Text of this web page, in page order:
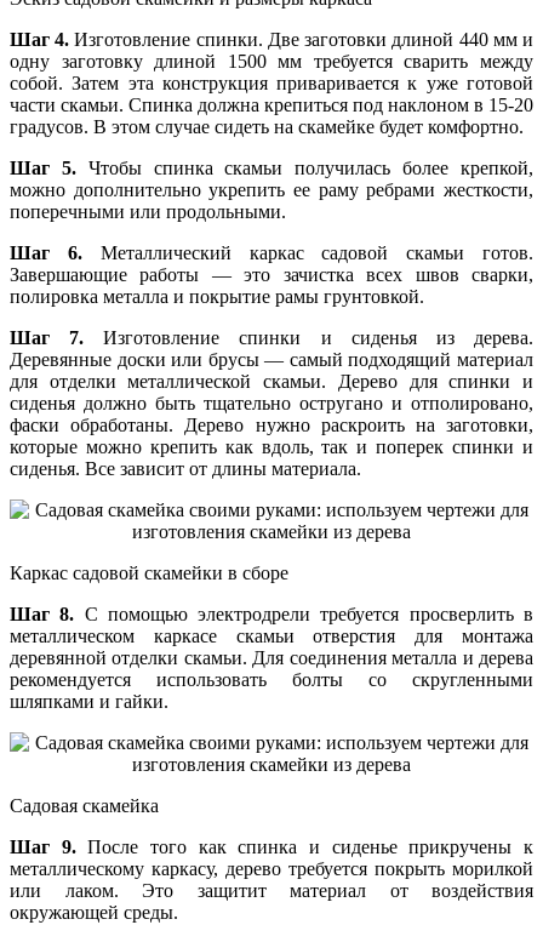
Шаг 4.Изготовление спинки. Две заготовки длиной 440 мм и
одну заготовку длиной 1500 мм требуется сварить между
собой. Затем эта конструкция приваривается к уже готовой
части скамьи. Спинка должна крепиться под наклоном в 15-20
градусов. В этом случае сидеть на скамейке будет комфортно.
Шаг 5. Чтобы спинка скамьи получилась более крепкой,
можно дополнительно укрепить ее раму ребрами жесткости,
поперечными или продольными.
Шаг 6.Металлический каркас садовой скамьи готов.
Завершающие работы — это зачистка всех швов сварки,
полировка металла и покрытие рамы грунтовкой.
Шаг 7. Изготовление спинки и сиденья из дерева.
Деревянные доски или брусы — самый подходящий материал
для отделки металлической скамьи. Дерево для спинки и
сиденья должно быть тщательно остругано и отполировано,
фаски обработаны. Дерево нужно раскроить на заготовки,
которые можно крепить как вдоль, так и поперек спинки и
сиденья. Все зависит от длины материала.
Каркас садовой скамейки в сборе
Шаг 8. С помощью электродрели требуется просверлить в
металлическом каркасе скамьи отверстия для монтажа
деревянной отделки скамьи. Для соединения металла и дерева
рекомендуется использовать болты со скругленными
шляпками и гайки.
Садовая скамейка
Шаг 9.После того как спинка и сиденье прикручены к
металлическому каркасу, дерево требуется покрыть морилкой
или лаком. Это защитит материал от воздействия
окружающей среды.